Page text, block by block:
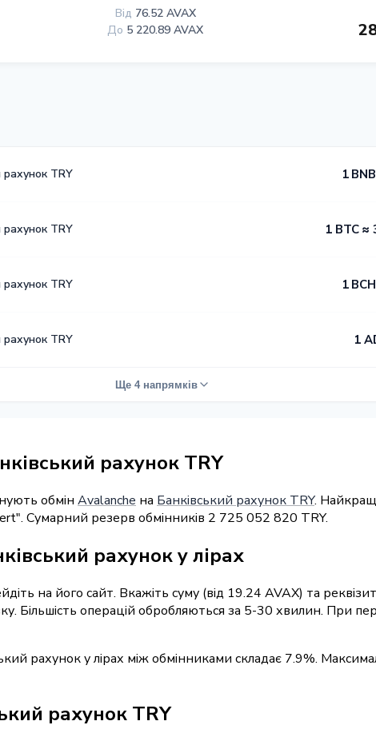
Від 76.52 AVAX
До 5 220.89 AVAX
рахунок TRY 1
рахунок TRY 1 BTC ≈
рахунок TRY 1
рахунок TRY 1
Ще 4 напрямків
рахунок TRY
обмін Avalanche на Банківський рахунок TRY.
Сумарний резерв обмінників 2 725 052 820 TRY.
рахунок у лірах
на його сайт. Вкажіть суму (від 19.24 AVAX) та
Більшість операцій обробляються за 5-30 хвилин. При
рахунок у лірах між обмінниками складає 7.9%.
рахунок TRY